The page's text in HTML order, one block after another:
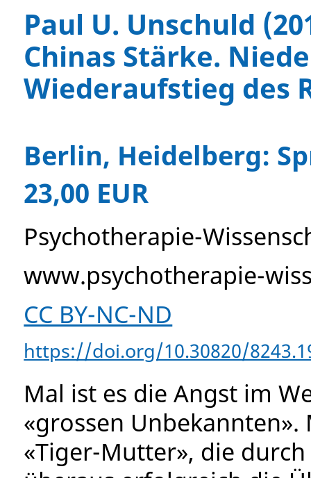
Paul U. Unschuld
Chinas Stärke.
Wiederaufstieg des
Berlin, Heidelberg:
23,00 EUR
Psychotherapie-
www.psychotherapie-
CC BY-NC-ND
https://doi.org/10.30820/
Mal ist es die Angst im
«grossen
«Tiger-Mutter», die